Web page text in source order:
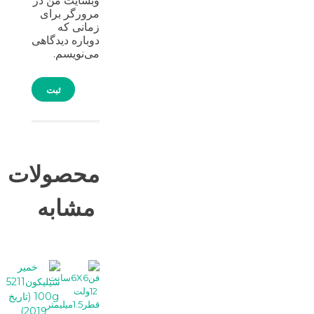
مرورگر برای
زمانی که
دوباره دیدگاهی
می‌نویسم.
محصولات
مشابه